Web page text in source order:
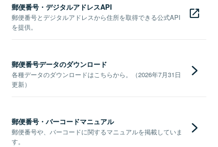
郵便番号・デジタルアドレスAPI
郵便番号とデジタルアドレスから住所を取得できる公式API
を提供。
郵便番号データのダウンロード
各種データのダウンロードはこちらから。（2026年7月31日
更新）
郵便番号・バーコードマニュアル
郵便番号や、バーコードに関するマニュアルを掲載していま
す。